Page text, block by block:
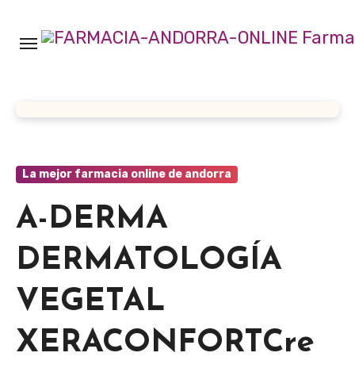
contenido
La mejor farmacia online de andorra
A-DERMA
DERMATOLOGÍA
VEGETAL
XERACONFORTCre